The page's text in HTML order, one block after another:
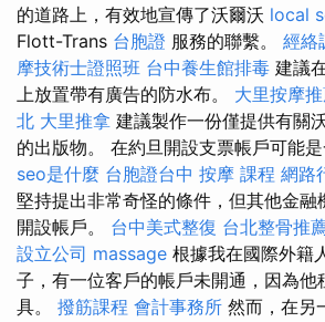
的道路上，有效地宣傳了沃爾沃 local
Flott-Trans 台胞證 服務的聯繫。 經絡
摩技術士證照班 台中養生館排毒 建議
上放置帶有廣告的防水布。 大里按摩
北 大里推拿 建議製作一份僅提供有關
的出版物。 在約旦開設支票帳戶可能是
seo是什麼 台胞證台中 按摩 課程 網路
堅持提出非常奇怪的條件，但其他金融
開設帳戶。 台中美式整復 台北整骨推
設立公司 massage 根據我在國際外籍
子，有一位客戶的帳戶未開通，因為他
具。 撥筋課程 會計事務所 然而，在另